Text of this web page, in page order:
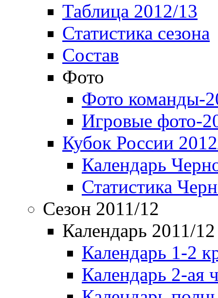
Таблица 2012/13
Статистика сезона
Состав
Фото
Фото команды-
Игровые фото-
Кубок России
Календарь
Статистика
Сезон 2011/12
Календарь 2011/12
Календарь 1-2
Календарь 2-ая